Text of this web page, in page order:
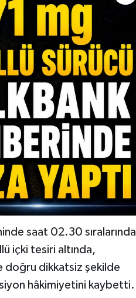
saat 02.30 sıralarında
içki tesiri altında,
doğru dikkatsiz şekilde
hâkimiyetini kaybetti.